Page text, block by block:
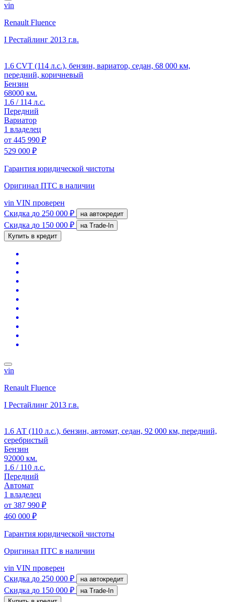
vin
Renault Fluence
I Рестайлинг 2013 г.в.
1.6 CVT (114 л.с.), бензин, вариатор, седан, 68 000 км,
передний, коричневый
Бензин
68000 км.
1.6 / 114 л.с.
Передний
Вариатор
1 владелец
от 445 990 ₽
529 000 ₽
Гарантия юридической чистоты
Оригинал ПТС в наличии
vin VIN проверен
Скидка до 250 000 ₽ на автокредит
Скидка до 150 000 ₽
на Trade-In
Купить в кредит
vin
Renault Fluence
I Рестайлинг 2013 г.в.
1.6 АТ (110 л.с.), бензин, автомат, седан, 92 000 км, передний,
серебристый
Бензин
92000 км.
1.6 / 110 л.с.
Передний
Автомат
1 владелец
от 387 990 ₽
460 000 ₽
Гарантия юридической чистоты
Оригинал ПТС в наличии
vin VIN проверен
Скидка до 250 000 ₽ на автокредит
Скидка до 150 000 ₽
на Trade-In